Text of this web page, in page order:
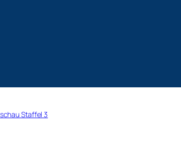
Staffel 3